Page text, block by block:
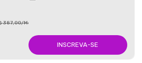
387,00/Mês
INSCREVA-SE